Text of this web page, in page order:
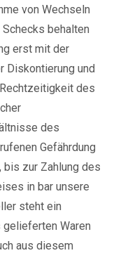
von Wechseln
behalten
erst mit der
Diskontierung und
des
des
Gefährdung
zur Zahlung des
in bar unsere
steht ein
gelieferten Waren
aus diesem